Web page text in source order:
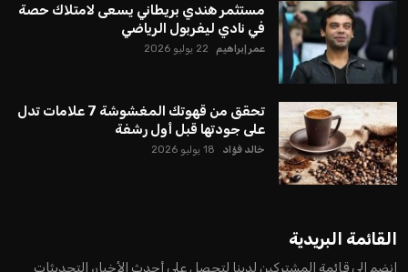
مستثمر هندي بريطاني يسعى لامتلاك حصة
في نادي ليفربول الرياضي
عمر إبراهيم 22 يوليو 2026
تحقق من قهوتك المغشوشة 7 علامات تدل
على جودتها قبل أول رشفة
خالد فؤاد 18 يوليو 2026
القائمة البريدية
انضم إلى قائمة المشتركين لدينا لتحصل على أحدث الأخبار، التحديثات